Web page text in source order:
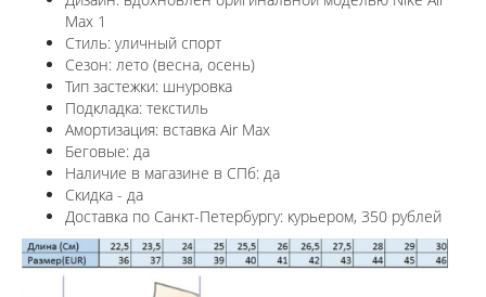
Max 1
Стиль: уличный спорт
Сезон: лето (весна, осень)
Тип застежки: шнуровка
Подкладка: текстиль
Амортизация: вставка Air Max
Беговые: да
Наличие в магазине в СПб: да
Скидка - да
Доставка по Санкт-Петербургу: курьером, 350 рублей